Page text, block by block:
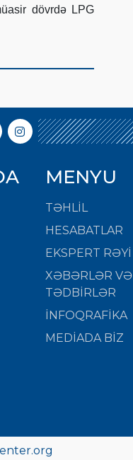
dövrdə LPG
MENYU
TƏHLİL
HESABATLAR
EKSPERT RƏYİ
XƏBƏRLƏR VƏ
TƏDBİRLƏR
İNFOQRAFİKA
MEDİADA BİZ